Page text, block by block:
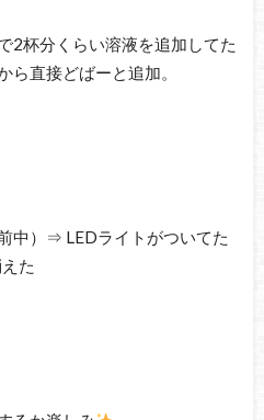
2杯分くらい溶液を追加してた
ら直接どばーと追加。
中）⇒ LEDライトがついてた
た